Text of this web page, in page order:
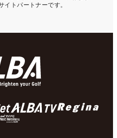
イトパートナーです。